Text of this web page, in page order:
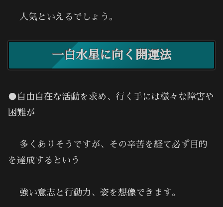
人気といえるでしょう。
一白水星に向く開運法
●自由自在な活動を求め、行く手には様々な障害や
困難が
多くありそうですが、その辛苦を経て必ず目的
を達成するという
強い意志と行動力、姿を想像できます。